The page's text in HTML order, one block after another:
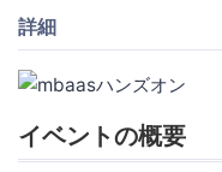
詳細
イベントの概要